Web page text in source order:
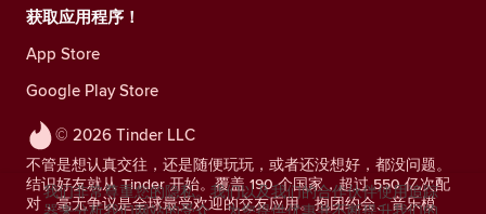
© 2026 Tinder LLC
不管是想认真交往，还是随便玩玩，或者还没想好，都没问题。
结识好友就从 Tinder 开始。覆盖 190 个国家，超过 550 亿次配
对，毫无争议是全球最受欢迎的交友应用。抱团约会、音乐模
获取应用程序！
App Store
Google Play Store
我们非常尊重您的隐私。我们以及我们的合作伙伴使用追踪